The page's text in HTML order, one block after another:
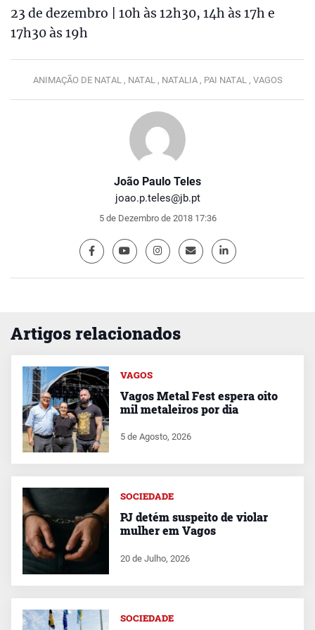
João Paulo Teles
joao.p.teles@jb.pt
5 de Dezembro de 2018 17:36
23 de dezembro | 10h às 12h30, 14h às 17h e
17h30 às 19h
ANIMAÇÃO DE NATAL , NATAL , NATALIA , PAI NATAL , VAGOS
Artigos relacionados
VAGOS
Vagos Metal Fest espera oito
mil metaleiros por dia
5 de Agosto, 2026
SOCIEDADE
PJ detém suspeito de violar
mulher em Vagos
20 de Julho, 2026
SOCIEDADE